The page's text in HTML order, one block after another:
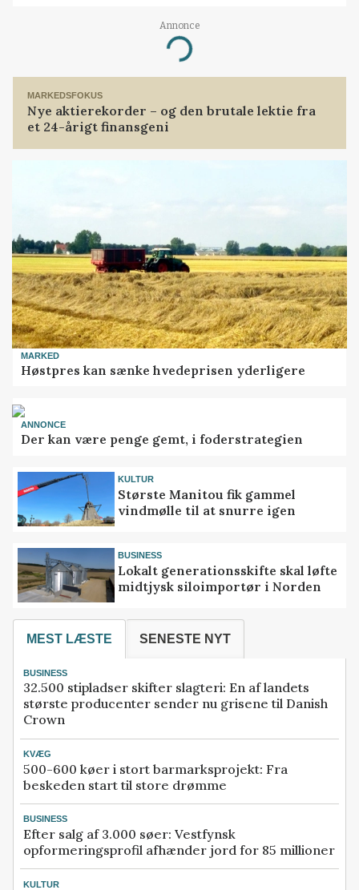
Annonce
Loading...
MARKEDSFOKUS
Nye aktierekorder – og den brutale lektie fra
et 24-årigt finansgeni
MARKED
Høstpres kan sænke hvedeprisen yderligere
ANNONCE
Der kan være penge gemt, i foderstrategien
KULTUR
Største Manitou fik gammel
vindmølle til at snurre igen
BUSINESS
Lokalt generationsskifte skal løfte
midtjysk siloimportør i Norden
MEST LÆSTE SENESTE NYT
BUSINESS
32.500 stipladser skifter slagteri: En af landets
største producenter sender nu grisene til Danish
Crown
KVÆG
500-600 køer i stort barmarksprojekt: Fra
beskeden start til store drømme
BUSINESS
Efter salg af 3.000 søer: Vestfynsk
opformeringsprofil afhænder jord for 85 millioner
KULTUR